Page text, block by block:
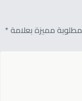
مميزة بعلامة *